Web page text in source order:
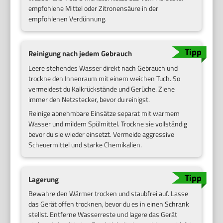
empfohlene Mittel oder Zitronensäure in der
empfohlenen Verdünnung.
Reinigung nach jedem Gebrauch
Leere stehendes Wasser direkt nach Gebrauch und
trockne den Innenraum mit einem weichen Tuch. So
vermeidest du Kalkrückstände und Gerüche. Ziehe
immer den Netzstecker, bevor du reinigst.
Reinige abnehmbare Einsätze separat mit warmem
Wasser und mildem Spülmittel. Trockne sie vollständig
bevor du sie wieder einsetzt. Vermeide aggressive
Scheuermittel und starke Chemikalien.
Lagerung
Bewahre den Wärmer trocken und staubfrei auf. Lasse
das Gerät offen trocknen, bevor du es in einen Schrank
stellst. Entferne Wasserreste und lagere das Gerät